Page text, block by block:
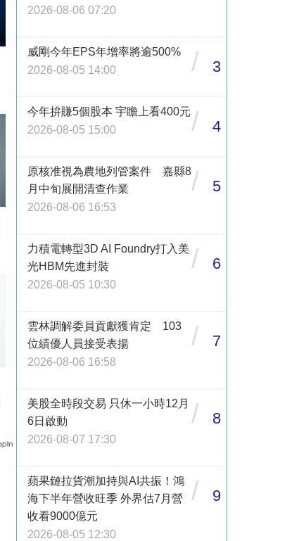
2026-08-06 07:20
威剛今年EPS年增率將逾500%
2026-08-05 14:00
/ 3
今年拚賺5個股本 宇瞻上看400元
2026-08-05 15:00
/ 4
原核准視為農地列管案件 嘉縣8
月中旬展開清查作業
2026-08-06 16:53
/ 5
力積電轉型3D AI Foundry打入美
光HBM先進封裝
2026-08-05 10:30
/ 6
雲林調解委員貢獻獲肯定 103
位績優人員接受表揚
2026-08-06 16:58
/ 7
美股全時段交易 只休一小時12月
6日啟動
2026-08-07 17:30
/ 8
蘋果鏈拉貨潮加持與AI共振！鴻
海下半年營收旺季 外界估7月營
收看9000億元
2026-08-05 12:30
/ 9